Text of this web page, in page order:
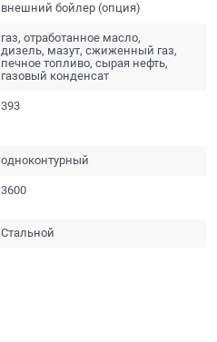
внешний бойлер (опция)
газ, отработанное масло,
дизель, мазут, сжиженный газ,
печное топливо, сырая нефть,
газовый конденсат
393
одноконтурный
3600
Стальной